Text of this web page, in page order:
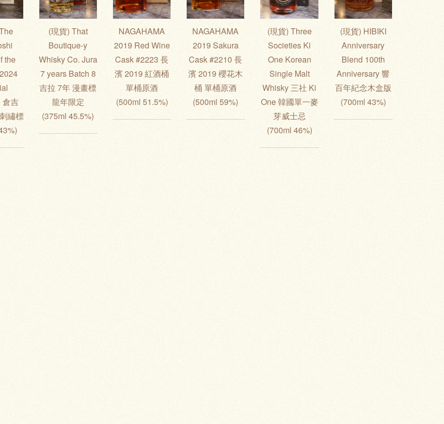
the
倉吉
繡標
(現貨) That
Boutique-y
Whisky Co. Jura
7 years Batch 8
吉拉 7年 漫畫標
龍年限定
(375ml 45.5%)
NAGAHAMA
2019 Red Wine
Cask #2223 長
濱 2019 紅酒桶
單桶原酒
(500ml 51.5%)
NAGAHAMA
2019 Sakura
Cask #2210 長
濱 2019 櫻花木
桶 單桶原酒
(500ml 59%)
(現貨) Three
Societies Ki
One Korean
Single Malt
Whisky 三社 Ki
One 韓國單一麥
芽威士忌
(700ml 46%)
(現貨) HIBIKI
Anniversary
Blend 100th
Anniversary 響
百年紀念木盒版
(700ml 43%)